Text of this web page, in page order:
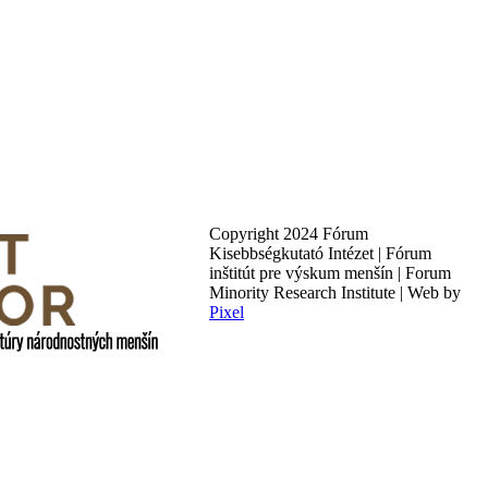
Copyright 2024 Fórum
Kisebbségkutató Intézet | Fórum
inštitút pre výskum menšín | Forum
Minority Research Institute | Web by
Pixel